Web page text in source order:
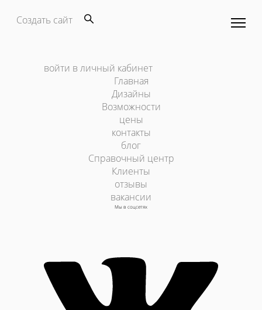
Создать сайт
войти в личный кабинет
Главная
Дизайны
Возможности
цены
контакты
блог
Справочный центр
Клиенты
отзывы
вакансии
Мы в соцсетях